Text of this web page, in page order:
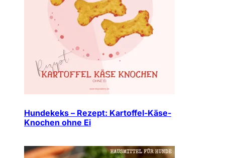
Hundekeks – Rezept: Kartoffel-Käse-
Knochen ohne Ei